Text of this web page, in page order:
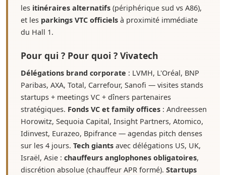
les itinéraires alternatifs (périphérique sud vs A86),
et les parkings VTC officiels à proximité immédiate
du Hall 1.
Pour qui ? Pour quoi ? Vivatech
Délégations brand corporate : LVMH, L'Oréal, BNP
Paribas, AXA, Total, Carrefour, Sanofi — visites stands
startups + meetings VC + dîners partenaires
stratégiques. Fonds VC et family offices : Andreessen
Horowitz, Sequoia Capital, Insight Partners, Atomico,
Idinvest, Eurazeo, Bpifrance — agendas pitch denses
sur les 4 jours. Tech giants avec délégations US, UK,
Israël, Asie : chauffeurs anglophones obligatoires,
discrétion absolue (chauffeur APR formé). Startups